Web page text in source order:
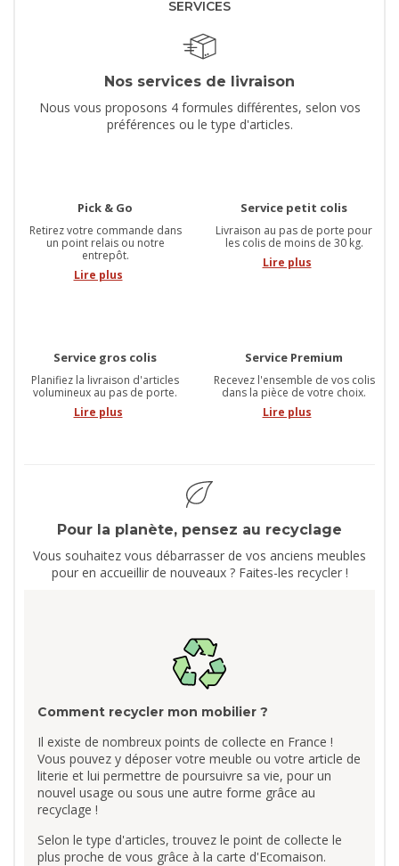
SERVICES
Nos services de livraison
Nous vous proposons 4 formules différentes, selon vos
préférences ou le type d'articles.
Pick & Go
Retirez votre commande dans
un point relais ou notre
entrepôt.
Lire plus
Service petit colis
Livraison au pas de porte pour
les colis de moins de 30 kg.
Lire plus
Service gros colis
Planifiez la livraison d'articles
volumineux au pas de porte.
Lire plus
Service Premium
Recevez l'ensemble de vos colis
dans la pièce de votre choix.
Lire plus
Pour la planète, pensez au recyclage
Vous souhaitez vous débarrasser de vos anciens meubles
pour en accueillir de nouveaux ? Faites-les recycler !
Comment recycler mon mobilier ?
Il existe de nombreux points de collecte en France !
Vous pouvez y déposer votre meuble ou votre article de
literie et lui permettre de poursuivre sa vie, pour un
nouvel usage ou sous une autre forme grâce au
recyclage !
Selon le type d'articles, trouvez le point de collecte le
plus proche de vous grâce à la carte d'Ecomaison.